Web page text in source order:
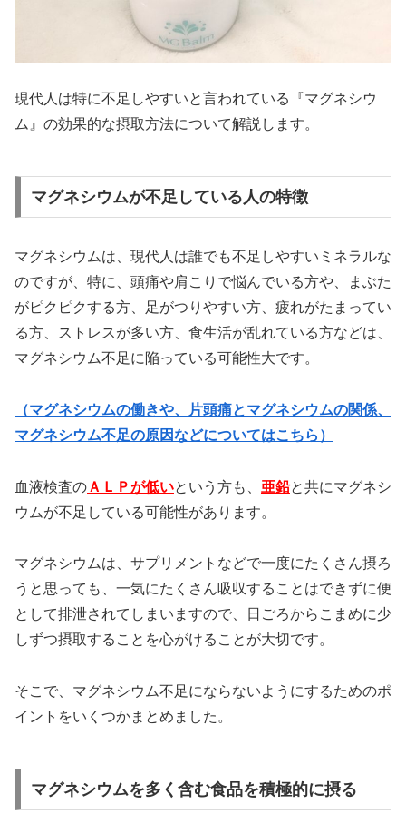
現代人は特に不足しやすいと言われている『マグネシウ
ム』の効果的な摂取方法について解説します。
マグネシウムが不足している人の特徴
マグネシウムは、現代人は誰でも不足しやすいミネラルな
のですが、特に、頭痛や肩こりで悩んでいる方や、まぶた
がピクピクする方、足がつりやすい方、疲れがたまってい
る方、ストレスが多い方、食生活が乱れている方などは、
マグネシウム不足に陥っている可能性大です。
（マグネシウムの働きや、片頭痛とマグネシウムの関係、
マグネシウム不足の原因などについてはこちら）
血液検査の ＡＬＰが低いという方も、 亜鉛と共にマグネシ
ウムが不足している可能性があります。
マグネシウムは、サプリメントなどで一度にたくさん摂ろ
うと思っても、一気にたくさん吸収することはできずに便
として排泄されてしまいますので、日ごろからこまめに少
しずつ摂取することを心がけることが大切です。
そこで、マグネシウム不足にならないようにするためのポ
イントをいくつかまとめました。
マグネシウムを多く含む食品を積極的に摂る